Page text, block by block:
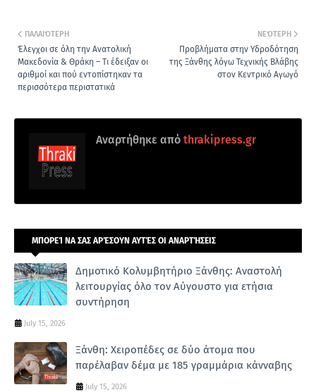
ΝΕΌΤΕΡΗ
Προβλήματα στην Υδροδότηση
της Ξάνθης λόγω Τεχνικής Βλάβης
στον Κεντρικό Αγωγό
ΠΑΛΑΙΌΤΕΡΗ
Έλεγχοι σε όλη την Ανατολική
Μακεδονία & Θράκη – Τι έδειξαν οι
αριθμοί και πού εντοπίστηκαν τα
περισσότερα περιστατικά
Αναρτήθηκε από thrakipress.gr
ΜΠΟΡΕΊ ΝΑ ΣΑΣ ΑΡΈΣΟΥΝ ΑΥΤΈΣ ΟΙ ΑΝΑΡΤΉΣΕΙΣ
Δημοτικό Κολυμβητήριο Ξάνθης: Αναστολή
λειτουργίας όλο τον Αύγουστο για ετήσια
συντήρηση
July 15, 2026
Ξάνθη: Χειροπέδες σε δύο άτομα που
παρέλαβαν δέμα με 185 γραμμάρια κάνναβης
July 15, 2026